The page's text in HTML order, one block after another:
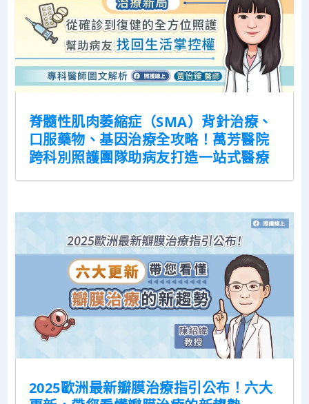
脊髓性肌肉萎縮症（SMA）背針治療、
口服藥物、基因治療全攻略！萬芳醫院
跨科別照護團隊助病友打造一站式醫療
2025歐洲最新瓣膜治療指引公布！六大